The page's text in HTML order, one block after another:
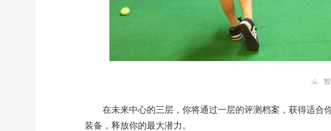
在未来中心的三层，你将通过一层的评测档案，获得适合
装备，释放你的最大潜力。